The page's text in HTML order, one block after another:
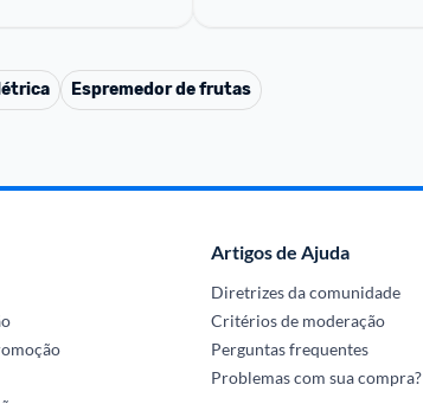
Espremedor de frutas
Artigos de Ajuda
Diretrizes da comunidade
Critérios de moderação
Perguntas frequentes
Problemas com sua compra?